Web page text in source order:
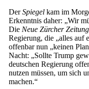
DerSpiegel kam im
Erkenntnis daher: „Wir
Die Neue Zürcher Zeitung
Regierung, die „alles auf
offenbar nun „keinen
Nacht: „Sollte Trump
deutschen Regierung
nutzen müssen, um sich
machen.“